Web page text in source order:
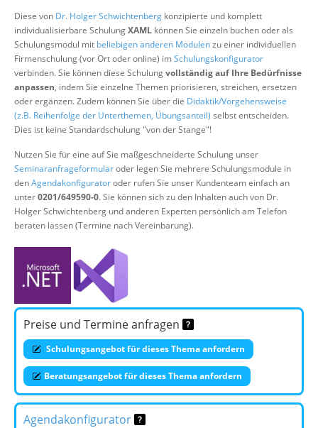
Suche
Diese von Dr. Holger Schwichtenberg konzipierte und komplett
individualisierbare SchulungXAML können Sie einzeln buchen oder als
Schulungsmodul mit beliebigen anderen Modulenzu einer individuellen
Firmenschulung (vor Ort oder online) imSchulungskonfigurator
verbinden. Sie können diese Schulungvollständig auf Ihre Bedürfnisse
anpassen, indem Sie einzelne Themen priorisieren, streichen, ersetzen
oder ergänzen. Zudem können Sie über die Didaktik/Vorgehensweise
(z.B. Reihenfolge der Unterthemen, Übungsanteil) selbst entscheiden.
Dies ist keine Standardschulung "von der Stange"!
Nutzen Sie für eine auf Sie maßgeschneiderte Schulung unser
Seminaranfrageformularoder legen Sie mehrere Schulungsmodule in
denAgendakonfiguratoroder rufen Sie unser Kundenteam einfach an
unter0201/649590-0. Sie können sich zu den Inhalten auch von Dr.
Holger Schwichtenberg und anderen Experten persönlich am Telefon
beraten lassen (Termine nach Vereinbarung).
Preise und Termine anfragen
Schulungsangebot für dieses Thema anfordern
Beratungsangebot für dieses Thema anfordern
Agendakonfigurator